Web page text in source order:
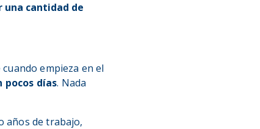
una cantidad de
empieza en el
días. Nada
años de trabajo,